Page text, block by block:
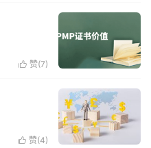
 赞(7)
 赞(4)